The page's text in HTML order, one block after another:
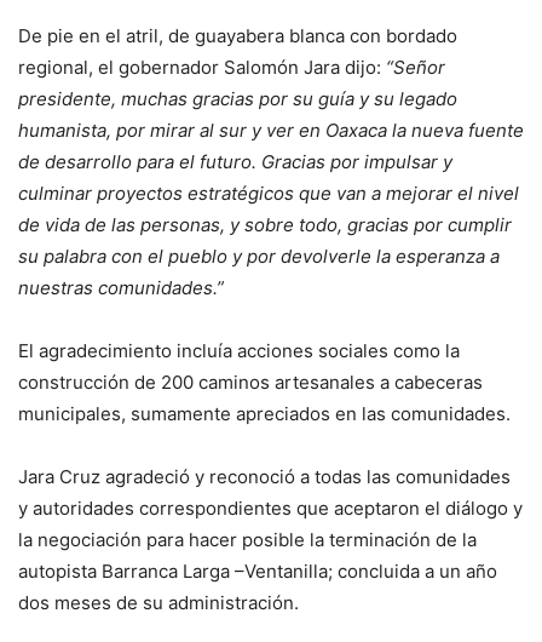
De pie en el atril, de guayabera blanca con bordado
regional, el gobernador Salomón Jara dijo: “Señor
presidente, muchas gracias por su guía y su legado
humanista, por mirar al sur y ver en Oaxaca la nueva fuente
de desarrollo para el futuro. Gracias por impulsar y
culminar proyectos estratégicos que van a mejorar el nivel
de vida de las personas, y sobre todo, gracias por cumplir
su palabra con el pueblo y por devolverle la esperanza a
nuestras comunidades.”
El agradecimiento incluía acciones sociales como la
construcción de 200 caminos artesanales a cabeceras
municipales, sumamente apreciados en las comunidades.
Jara Cruz agradeció y reconoció a todas las comunidades
y autoridades correspondientes que aceptaron el diálogo y
la negociación para hacer posible la terminación de la
autopista Barranca Larga –Ventanilla; concluida a un año
dos meses de su administración.